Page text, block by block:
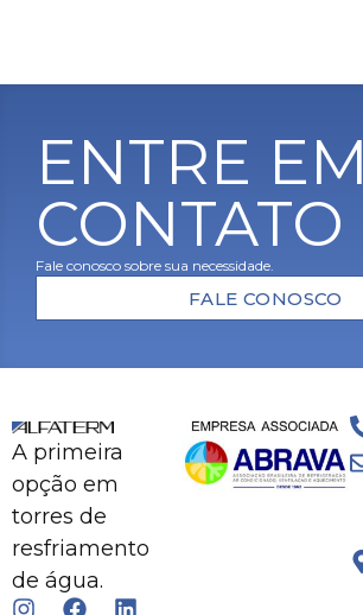
ENTRE EM
CONTATO
Fale conosco sobre sua necessidade.
FALE CONOSCO
A primeira
opção em
torres de
resfriamento
de água.